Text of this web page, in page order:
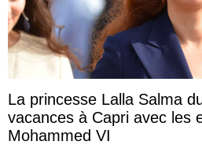
La princesse Lalla Salma
vacances à Capri avec les
Mohammed VI